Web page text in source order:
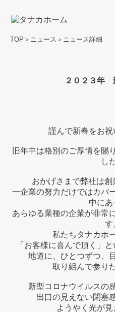
TOP ＞ ニュース ＞ ニュース詳細
２０２３年
謹んで新春をお祝
旧年中は格別のご厚情を賜
し
おかげさまで弊社は創
一企業の努力だけではカバ
中にあ
あらゆる業種の企業が非常
す
私たちタナカホ
「お客様に喜んで頂く」
地道に、ひとつずつ、
取り組んで参り
新型コロナウイルスの
出口の見えない閉塞
ようやく光が見